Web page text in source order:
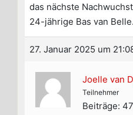
das nächste
24-jährige Bas van Belle.
27. Januar 2025 um
Joelle van
Teilnehmer
Beiträge: